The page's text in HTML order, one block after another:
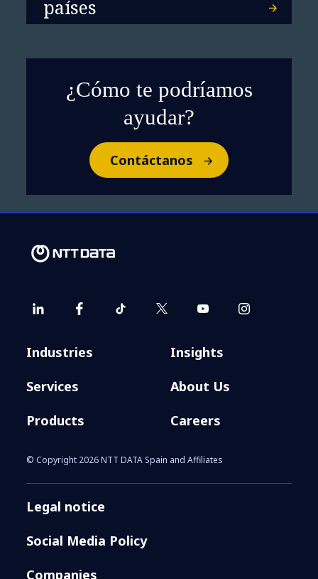
la IA está transformando el
países
¿Cómo te podríamos
ayudar?
Contáctanos
Industries
Services
Products
Insights
About Us
Careers
© Copyright 2026 NTT DATA Spain and Affiliates
Legal notice
Social Media Policy
Companies